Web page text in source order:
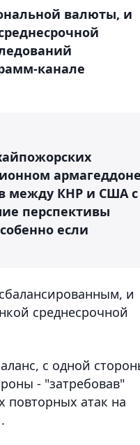
валюты, и
канале
армагеддоне
между КНР и США с
перспективы
если
и
среднесрочной
с одной
- "затребовав"
атак на